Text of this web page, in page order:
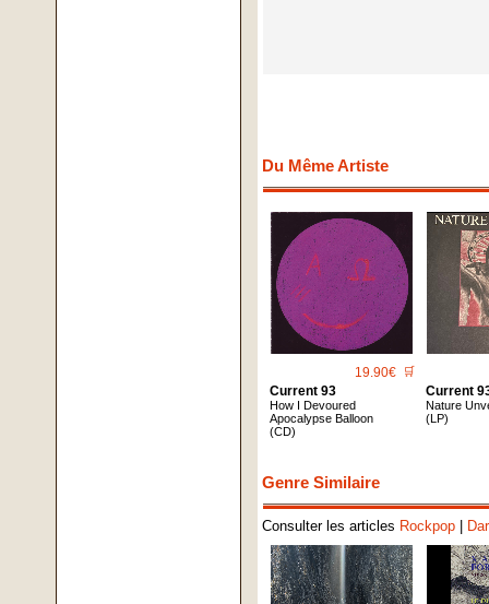
Du Même Artiste
19.90€ 🛒
Current 93
How I Devoured
Apocalypse Balloon
(CD)
Current
Nature
(LP)
Genre Similaire
Consulter les articles Rockpop |